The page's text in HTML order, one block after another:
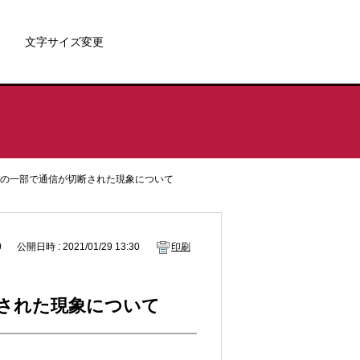
文字サイズ変更
一部で通信が切断された現象について
公開日時 : 2021/01/29 13:30 印刷
れた現象について